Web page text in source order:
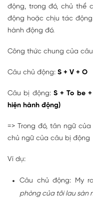
động, trong đó, chủ thể
động hoặc chịu tác
hành động đó.
Công thức chung của
Câu chủ động: S + V + O
Câu bị động: S + To be
hiện hành động)
=> Trong đó, tân ngữ
chủ ngữ của câu bị động
Ví dụ:
Câu chủ động: My
phòng của tôi lau sàn